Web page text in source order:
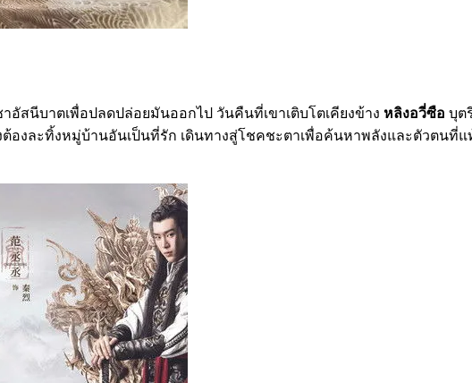
สนีบาตเพื่อปลดปล่อยมันออกไป วันคืนที่เขาเติบโตเคียงข้าง หลิงอวี่ซือ บุต
งละทิ้งหมู่บ้านอันเป็นที่รัก เดินทางสู่โชคชะตาเพื่อค้นหาพลังและตัวตนที่แ